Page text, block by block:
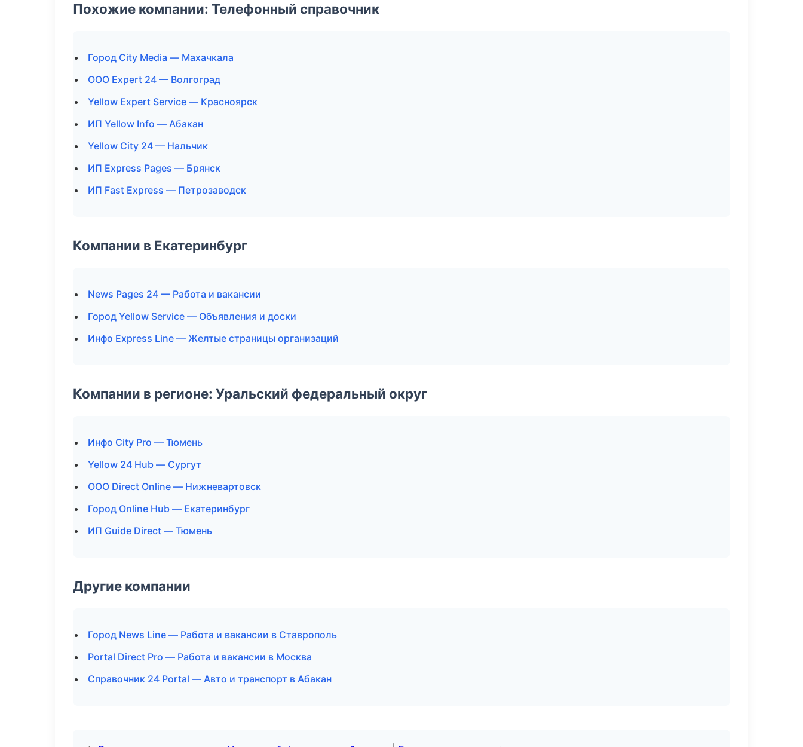
Похожие компании: Телефонный справочник
Город City Media — Махачкала
ООО Expert 24 — Волгоград
Yellow Expert Service — Красноярск
ИП Yellow Info — Абакан
Yellow City 24 — Нальчик
ИП Express Pages — Брянск
ИП Fast Express — Петрозаводск
Компании в Екатеринбург
News Pages 24 — Работа и вакансии
Город Yellow Service — Объявления и доски
Инфо Express Line — Желтые страницы организаций
Компании в регионе: Уральский федеральный округ
Инфо City Pro — Тюмень
Yellow 24 Hub — Сургут
ООО Direct Online — Нижневартовск
Город Online Hub — Екатеринбург
ИП Guide Direct — Тюмень
Другие компании
Город News Line — Работа и вакансии в Ставрополь
Portal Direct Pro — Работа и вакансии в Москва
Справочник 24 Portal — Авто и транспорт в Абакан